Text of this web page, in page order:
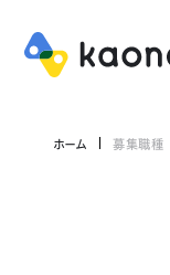
ホーム 募集職種